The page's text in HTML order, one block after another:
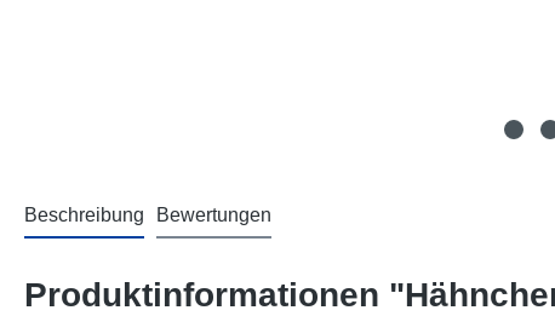
Beschreibung Bewertungen
Produktinformationen